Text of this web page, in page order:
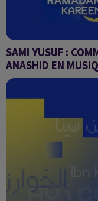
SAMI YUSUF :
ANASHID EN
Alhan Al-Samaa